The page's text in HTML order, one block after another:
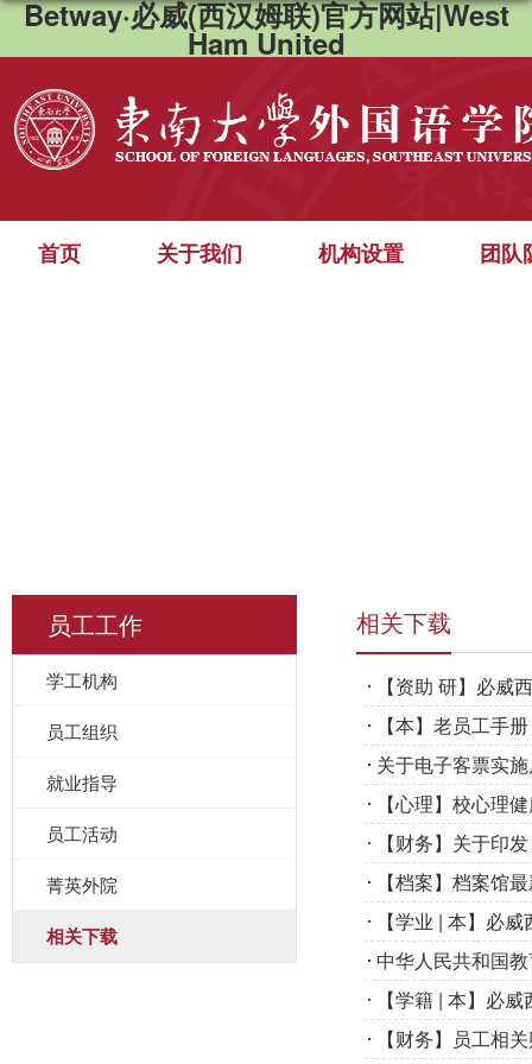
Betway·必威(西汉姆联)官方网站|West
Ham United
首页 关于我们 机构设置 团队
员工工作
学工机构
员工组织
就业指导
员工活动
菁英外院
相关下载
相关下载
【资助 研】必威
【本】老员工手
关于电子客票实
【心理】校心理
【财务】关于印
【档案】档案馆
【学业 | 本】必
中华人民共和国
【学籍 | 本】必
【财务】员工相